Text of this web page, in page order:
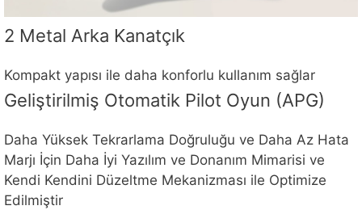
2 Metal Arka Kanatçık
Kompakt yapısı ile daha konforlu kullanım sağlar
Geliştirilmiş Otomatik Pilot Oyun (APG)
Daha Yüksek Tekrarlama Doğruluğu ve Daha Az Hata
Marjı İçin Daha İyi Yazılım ve Donanım Mimarisi ve
Kendi Kendini Düzeltme Mekanizması ile Optimize
Edilmiştir